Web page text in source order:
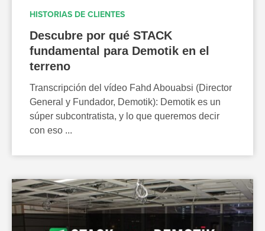
HISTORIAS DE CLIENTES
Descubre por qué STACK
fundamental para Demotik en el
terreno
Transcripción del vídeo Fahd Abouabsi (Director
General y Fundador, Demotik): Demotik es un
súper subcontratista, y lo que queremos decir
con eso ...